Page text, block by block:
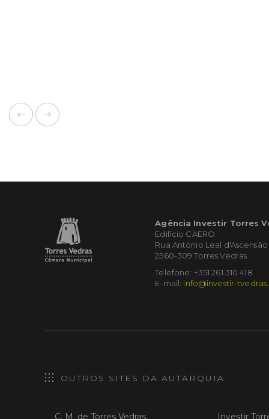
Agência Investir Torres
Edifício CAERO
Rua António Leal d'Ascensão
2560-309 Torres Vedras
Telefone: +351 261 310 418
E-mail: info@investir-
OUTROS SITES DA AUTARQUIA
C. M. de Torres Vedras Investir